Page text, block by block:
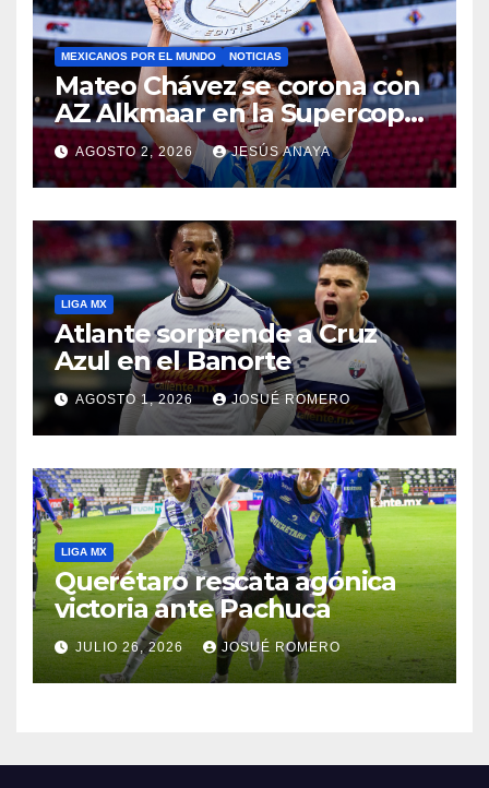
MEXICANOS POR EL MUNDO NOTICIAS
Mateo Chávez se corona con
AZ Alkmaar en la Supercopa
de Países Bajos
AGOSTO 2, 2026 JESÚS ANAYA
LIGA MX
Atlante sorprende a Cruz
Azul en el Banorte
AGOSTO 1, 2026 JOSUÉ ROMERO
LIGA MX
Querétaro rescata agónica
victoria ante Pachuca
JULIO 26, 2026 JOSUÉ ROMERO